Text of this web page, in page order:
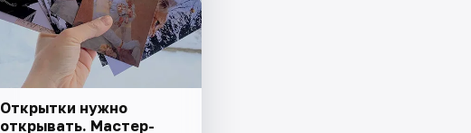
Открытки нужно
открывать. Мастер-